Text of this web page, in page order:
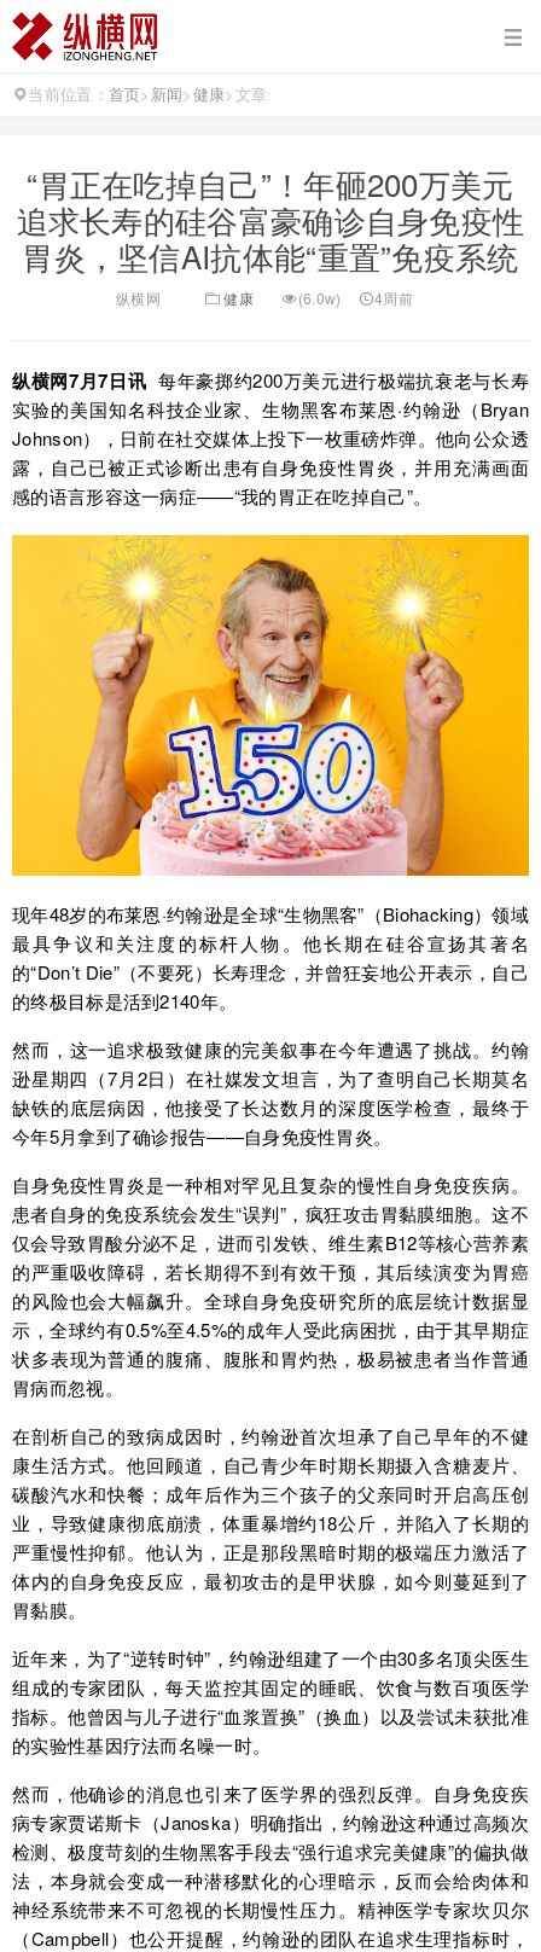
当前位置： 首页> 新闻>健康>文章
“胃正在吃掉自己”！年砸200万美元
追求长寿的硅谷富豪确诊自身免疫性
胃炎，坚信AI抗体能“重置”免疫系统
纵横网 健康 (6.0w) 4周前
纵横网7月7日讯 每年豪掷约200万美元进行极端抗衰老与长寿
实验的美国知名科技企业家、生物黑客布莱恩·约翰逊（Bryan
Johnson），日前在社交媒体上投下一枚重磅炸弹。他向公众透
露，自己已被正式诊断出患有自身免疫性胃炎，并用充满画面
感的语言形容这一病症——“我的胃正在吃掉自己”。
现年48岁的布莱恩·约翰逊是全球“生物黑客”（Biohacking）领域
最具争议和关注度的标杆人物。他长期在硅谷宣扬其著名
的“Don’t Die”（不要死）长寿理念，并曾狂妄地公开表示，自己
的终极目标是活到2140年。
然而，这一追求极致健康的完美叙事在今年遭遇了挑战。约翰
逊星期四（7月2日）在社媒发文坦言，为了查明自己长期莫名
缺铁的底层病因，他接受了长达数月的深度医学检查，最终于
今年5月拿到了确诊报告——自身免疫性胃炎。
自身免疫性胃炎是一种相对罕见且复杂的慢性自身免疫疾病。
患者自身的免疫系统会发生“误判”，疯狂攻击胃黏膜细胞。这不
仅会导致胃酸分泌不足，进而引发铁、维生素B12等核心营养素
的严重吸收障碍，若长期得不到有效干预，其后续演变为胃癌
的风险也会大幅飙升。全球自身免疫研究所的底层统计数据显
示，全球约有0.5%至4.5%的成年人受此病困扰，由于其早期症
状多表现为普通的腹痛、腹胀和胃灼热，极易被患者当作普通
胃病而忽视。
在剖析自己的致病成因时，约翰逊首次坦承了自己早年的不健
康生活方式。他回顾道，自己青少年时期长期摄入含糖麦片、
碳酸汽水和快餐；成年后作为三个孩子的父亲同时开启高压创
业，导致健康彻底崩溃，体重暴增约18公斤，并陷入了长期的
严重慢性抑郁。他认为，正是那段黑暗时期的极端压力激活了
体内的自身免疫反应，最初攻击的是甲状腺，如今则蔓延到了
胃黏膜。
近年来，为了“逆转时钟”，约翰逊组建了一个由30多名顶尖医生
组成的专家团队，每天监控其固定的睡眠、饮食与数百项医学
指标。他曾因与儿子进行“血浆置换”（换血）以及尝试未获批准
的实验性基因疗法而名噪一时。
然而，他确诊的消息也引来了医学界的强烈反弹。自身免疫疾
病专家贾诺斯卡（Janoska）明确指出，约翰逊这种通过高频次
检测、极度苛刻的生物黑客手段去“强行追求完美健康”的偏执做
法，本身就会变成一种潜移默化的心理暗示，反而会给肉体和
神经系统带来不可忽视的长期慢性压力。精神医学专家坎贝尔
（Campbell）也公开提醒，约翰逊的团队在追求生理指标时，